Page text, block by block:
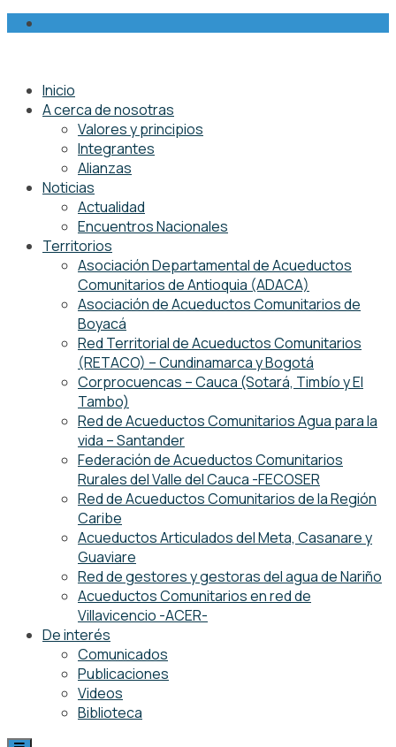
Inicio
A cerca de nosotras
Valores y principios
Integrantes
Alianzas
Noticias
Actualidad
Encuentros Nacionales
Territorios
Asociación Departamental de Acueductos
Comunitarios de Antioquia (ADACA)
Asociación de Acueductos Comunitarios de
Boyacá
Red Territorial de Acueductos Comunitarios
(RETACO) – Cundinamarca y Bogotá
Corprocuencas – Cauca (Sotará, Timbío y El
Tambo)
Red de Acueductos Comunitarios Agua para la
vida – Santander
Federación de Acueductos Comunitarios
Rurales del Valle del Cauca -FECOSER
Red de Acueductos Comunitarios de la Región
Caribe
Acueductos Articulados del Meta, Casanare y
Guaviare
Red de gestores y gestoras del agua de Nariño
Acueductos Comunitarios en red de
Villavicencio -ACER-
De interés
Comunicados
Publicaciones
Videos
Biblioteca